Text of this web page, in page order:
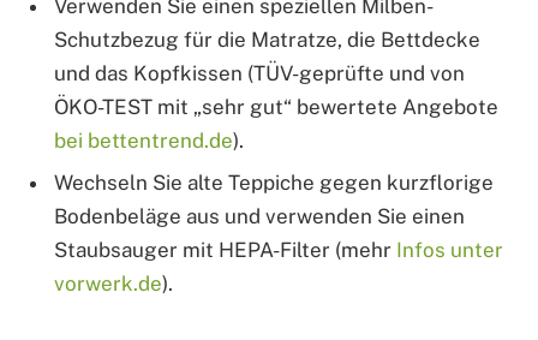
Verwenden Sie einen speziellen Milben-
Schutzbezug für die Matratze, die Bettdecke
und das Kopfkissen (TÜV-geprüfte und von
ÖKO-TEST mit „sehr gut“ bewertete Angebote
bei bettentrend.de).
Wechseln Sie alte Teppiche gegen kurzflorige
Bodenbeläge aus und verwenden Sie einen
Staubsauger mit HEPA-Filter (mehr Infos unter
vorwerk.de).